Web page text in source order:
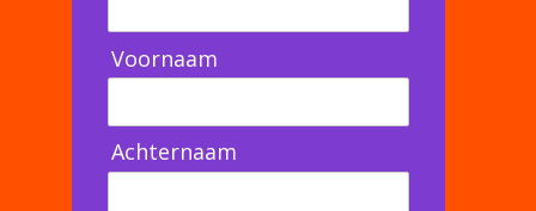
Voornaam
Achternaam